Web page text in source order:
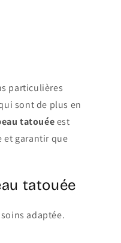
particulières
sont de plus en
tatouéeest
et garantir que
tatouée
adaptée.